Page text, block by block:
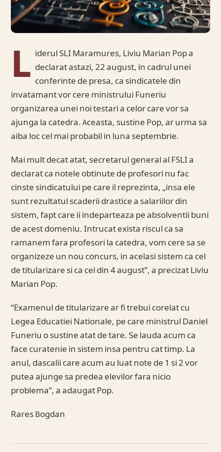
L iderul SLI Maramures, Liviu Marian Pop a
declarat astazi, 22 august, in cadrul unei
conferinte de presa, ca sindicatele din
invatamant vor cere ministrului Funeriu
organizarea unei noi testari a celor care vor sa
ajunga la catedra. Aceasta, sustine Pop, ar urma sa
aiba loc cel mai probabil in luna septembrie.
Mai mult decat atat, secretarul general al FSLI a
declarat ca notele obtinute de profesori nu fac
cinste sindicatului pe care il reprezinta, „insa ele
sunt rezultatul scaderii drastice a salariilor din
sistem, fapt care ii indeparteaza pe absolventii buni
de acest domeniu. Intrucat exista riscul ca sa
ramanem fara profesori la catedra, vom cere sa se
organizeze un nou concurs, in acelasi sistem ca cel
de titularizare si ca cel din 4 august”, a precizat Liviu
Marian Pop.
“Examenul de titularizare ar fi trebui corelat cu
Legea Educatiei Nationale, pe care ministrul Daniel
Funeriu o sustine atat de tare. Se lauda acum ca
face curatenie in sistem insa pentru cat timp. La
anul, dascalii care acum au luat note de 1 si 2 vor
putea ajunge sa predea elevilor fara nicio
problema”, a adaugat Pop.
Rares Bogdan